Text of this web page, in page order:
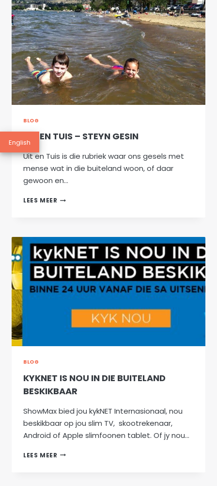
DIE
LOFKLEUTERS!
BLOG
UIT EN TUIS – STEYN GESIN
Uit en Tuis is die rubriek waar ons gesels met
mense wat in die buiteland woon, of daar
gewoon en…
LEES MEER UIT
STEYN
GESIN
BLOG
KYKNET IS NOU IN DIE BUITELAND
BESKIKBAAR
ShowMax bied jou kykNET Internasionaal, nou
beskikbaar op jou slim TV, skootrekenaar,
Android of Apple slimfoonen tablet. Of jy nou…
LEES MEER KYKNET
English